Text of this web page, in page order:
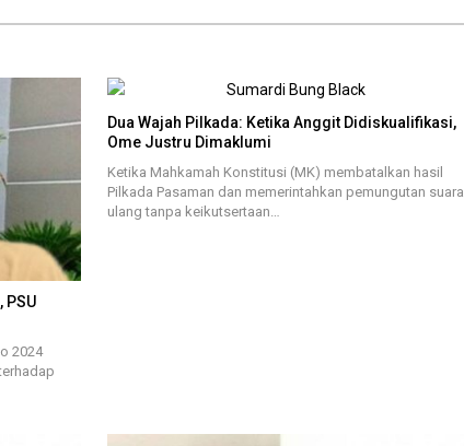
PSU
2024
Dua Wajah Pilkada: Ketika Anggit Didiskualifikasi,
Ome Justru Dimaklumi
Ketika Mahkamah Konstitusi (MK) membatalkan hasil
Pilkada Pasaman dan memerintahkan pemungutan suara
ulang tanpa keikutsertaan…